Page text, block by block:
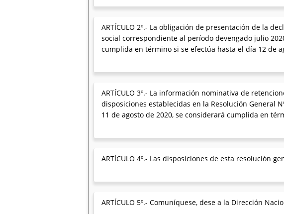
ARTÍCULO 2º.- La obligación de presentación de la
social correspondiente al período devengado julio
cumplida en término si se efectúa hasta el día 12 de
ARTÍCULO 3º.- La información nominativa de
disposiciones establecidas en la Resolución General
11 de agosto de 2020, se considerará cumplida en
ARTÍCULO 4º.- Las disposiciones de esta resolución
ARTÍCULO 5º.- Comuníquese, dese a la Dirección